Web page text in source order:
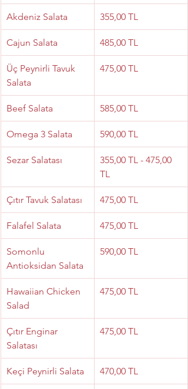
Akdeniz Salata 355,00 TL
Cajun Salata 485,00 TL
Üç Peynirli Tavuk
Salata
475,00 TL
Beef Salata 585,00 TL
Omega 3 Salata 590,00 TL
Sezar Salatası
355,00 TL - 475,00
TL
Çıtır Tavuk Salatası 475,00 TL
Falafel Salata 475,00 TL
Somonlu
Antioksidan Salata
590,00 TL
Hawaiian Chicken
Salad
475,00 TL
Çıtır Enginar
Salatası
475,00 TL
Keçi Peynirli Salata 470,00 TL